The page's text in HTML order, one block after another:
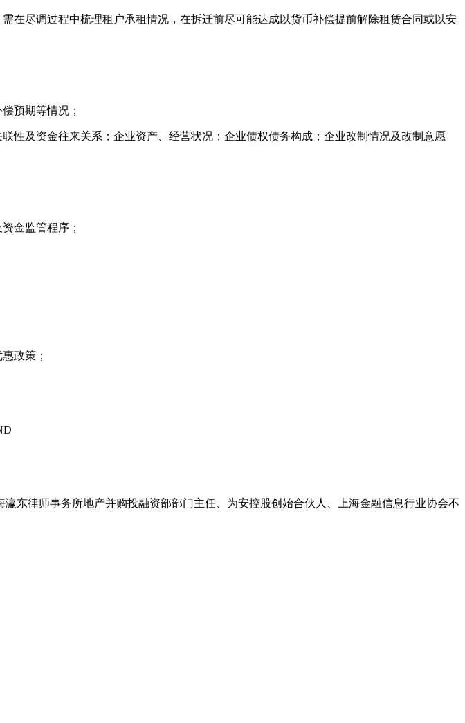
在尽调过程中梳理租户承租情况，在拆迁前尽可能达成以货币补偿提前解除租赁合同或以安
预期等情况；
性及资金往来关系；企业资产、经营状况；企业债权债务构成；企业改制情况及改制意愿
金监管程序；
政策；
东律师事务所地产并购投融资部部门主任、为安控股创始合伙人、上海金融信息行业协会不